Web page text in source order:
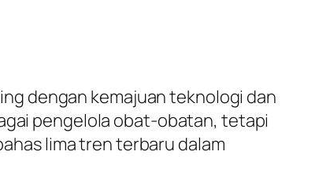
dengan kemajuan teknologi dan
pengelola obat-obatan, tetapi
lima tren terbaru dalam